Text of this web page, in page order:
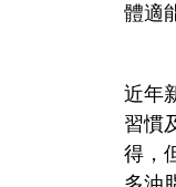
體適
近年
習慣
得，